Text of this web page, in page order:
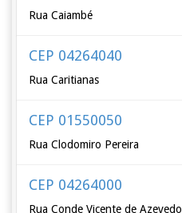
Rua Caiambé
CEP 04264040
Rua Caritianas
CEP 01550050
Rua Clodomiro Pereira
CEP 04264000
Rua Conde Vicente de Azevedo